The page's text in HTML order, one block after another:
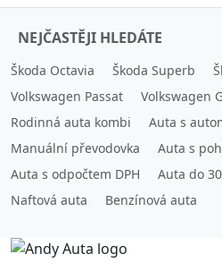
NEJČASTĚJI HLEDÁTE
Škoda Octavia Škoda Superb
Volkswagen Passat
Volkswagen
Rodinná auta kombi
Auta s
Manuální převodovka
Auta s
Auta s odpočtem DPH
Auta do
Naftová auta
Benzínová auta